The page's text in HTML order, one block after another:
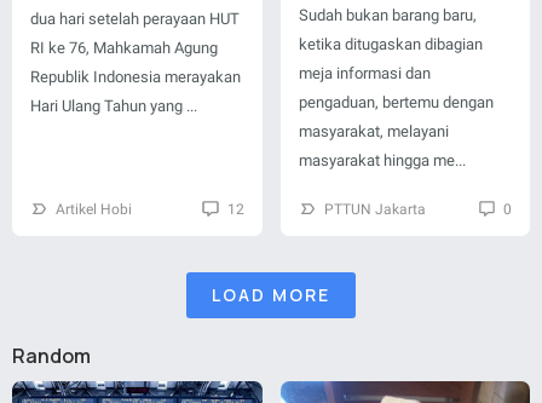
dua hari setelah perayaan HUT
RI ke 76, Mahkamah Agung
Republik Indonesia merayakan
Hari Ulang Tahun yang ...
Artikel Hobi 12
Sudah bukan barang baru,
ketika ditugaskan dibagian
meja informasi dan
pengaduan, bertemu dengan
masyarakat, melayani
masyarakat hingga me...
PTTUN Jakarta 0
LOAD MORE
Random